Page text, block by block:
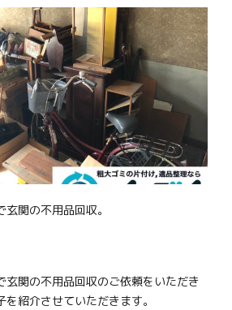
関の不用品回収。
玄関の不用品回収のご依頼をいただき
紹介させていただきます。